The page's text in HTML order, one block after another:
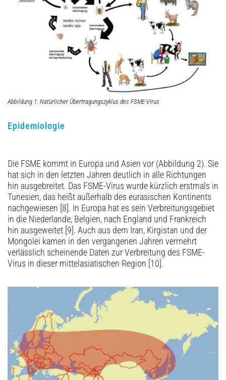
Abbildung 1: Natürlicher Übertragungszyklus des FSME-Virus
Epidemiologie
Die FSME kommt in Europa und Asien vor (Abbildung 2). Sie
hat sich in den letzten Jahren deutlich in alle Richtungen
hin ausgebreitet. Das FSME-Virus wurde kürzlich erstmals in
Tunesien, das heißt außerhalb des eurasischen Kontinents
nachgewiesen [8]. In Europa hat es sein Verbreitungsgebiet
in die Niederlande, Belgien, nach England und Frankreich
hin ausgeweitet [9]. Auch aus dem Iran, Kirgistan und der
Mongolei kamen in den vergangenen Jahren vermehrt
verlässlich scheinende Daten zur Verbreitung des FSME-
Virus in dieser mittelasiatischen Region [10].